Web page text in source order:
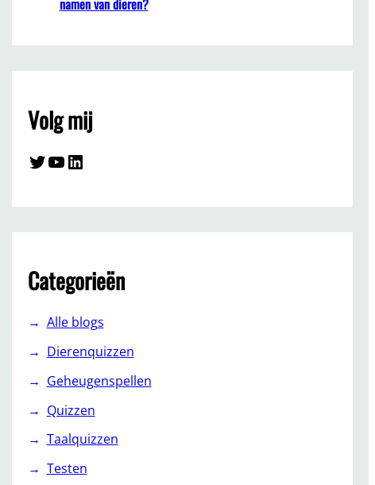
Volg mij
Twitter YouTube LinkedIn
Categorieën
Alle blogs
Dierenquizzen
Geheugenspellen
Quizzen
Taalquizzen
Testen